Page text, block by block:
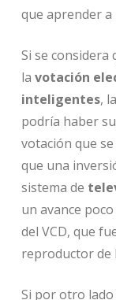
que aprender
Si se considera
la votación
inteligentes,
podría haber
votación que
que una
sistema de
un avance
del VCD, que
reproductor de
Si por otro